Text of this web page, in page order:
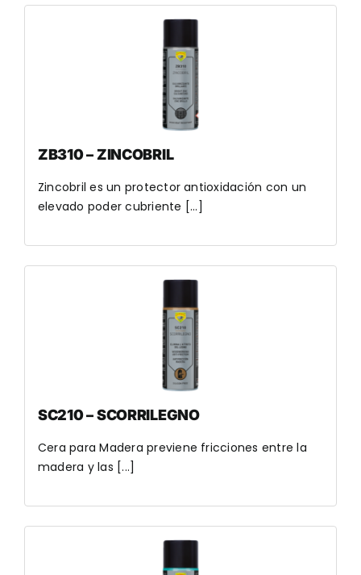
ZB310 – ZINCOBRIL
Zincobril es un protector antioxidación con un
elevado poder cubriente [...]
SC210 – SCORRILEGNO
Cera para Madera previene fricciones entre la
madera y las [...]